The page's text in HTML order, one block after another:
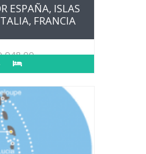
ESPAÑA, ISLAS
FRANCIA
948.00